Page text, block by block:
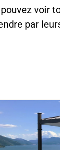
voir
par